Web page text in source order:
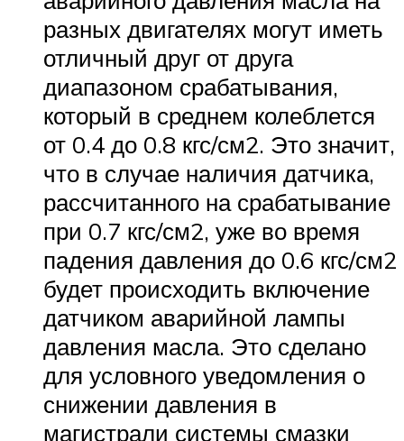
разных двигателях могут иметь
отличный друг от друга
диапазоном срабатывания,
который в среднем колеблется
от 0.4 до 0.8 кгс/см2. Это значит,
что в случае наличия датчика,
рассчитанного на срабатывание
при 0.7 кгс/см2, уже во время
падения давления до 0.6 кгс/см2
будет происходить включение
датчиком аварийной лампы
давления масла. Это сделано
для условного уведомления о
снижении давления в
магистрали системы смазки